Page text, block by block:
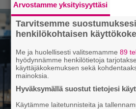
Arvostamme yksityisyyttäsi
Tarvitsemme
henkilökohtaisen
Me ja huolellisesti valitsemamme89
hyödynnämme henkilötietoja
käyttäjäkokemuksen sekä
mainoksia.
Hyväksymällä suostut tietojesi
Käytämme laitetunnisteita ja